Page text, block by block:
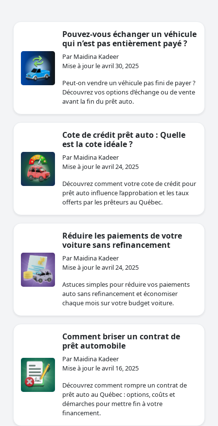
Pouvez-vous échanger un véhicule
qui n’est pas entièrement payé ?
Par Maidina Kadeer
Mise à jour le avril 30, 2025
Peut-on vendre un véhicule pas fini de payer ?
Découvrez vos options d’échange ou de vente
avant la fin du prêt auto.
Cote de crédit prêt auto : Quelle
est la cote idéale ?
Par Maidina Kadeer
Mise à jour le avril 24, 2025
Découvrez comment votre cote de crédit pour
prêt auto influence l’approbation et les taux
offerts par les prêteurs au Québec.
Réduire les paiements de votre
voiture sans refinancement
Par Maidina Kadeer
Mise à jour le avril 24, 2025
Astuces simples pour réduire vos paiements
auto sans refinancement et économiser
chaque mois sur votre budget voiture.
Comment briser un contrat de
prêt automobile
Par Maidina Kadeer
Mise à jour le avril 16, 2025
Découvrez comment rompre un contrat de
prêt auto au Québec : options, coûts et
démarches pour mettre fin à votre
financement.